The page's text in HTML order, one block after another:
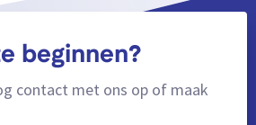
beginnen?
contact met ons op of maak